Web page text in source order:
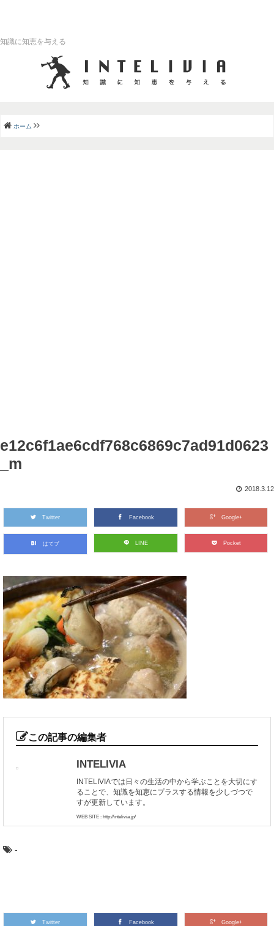
知識に知恵を与える
ホーム
e12c6f1ae6cdf768c6869c7ad91d0623
_m
2018.3.12
Twitter Facebook Google+
はてブ LINE Pocket
この記事の編集者
INTELIVIA
INTELIVIAでは日々の生活の中から学ぶことを大切にす
ることで、知識を知恵にプラスする情報を少しづつで
すが更新しています。
WEB SITE : http://intelivia.jp/
-
Twitter Facebook Google+